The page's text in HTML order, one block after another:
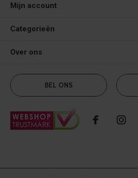
Mijn account
Categorieën
Over ons
BEL ONS